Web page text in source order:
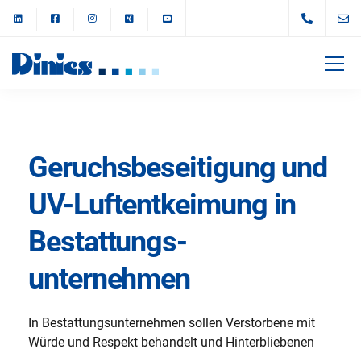
Geruchsbeseitigung und
UV-Luftentkeimung in
Bestattungs­
unternehmen
In Bestattungsunternehmen sollen Verstorbene mit
Würde und Respekt behandelt und Hinterbliebenen